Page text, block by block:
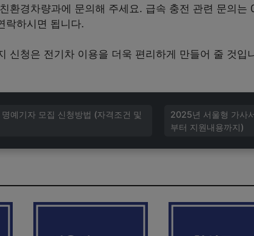
환경차량과에 문의해 주세요. 급속 충전 관련 문의
하시면 됩니다.
신청은 전기차 이용을 더욱 편리하게 만들어 줄 것입
2025년 서울형 가사
부터 지원내용까지)
예기자 모집 신청방법 (자격조건 및